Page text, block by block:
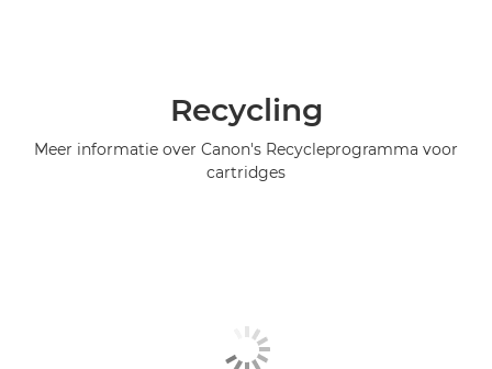
Recycling
Meer informatie over Canon's Recycleprogramma voor
cartridges